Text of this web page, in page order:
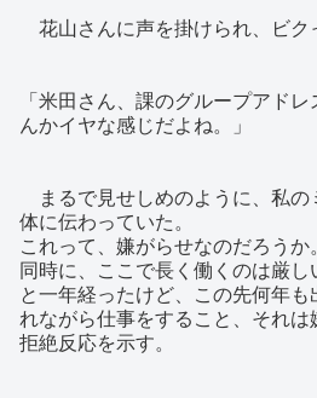
花山さんに声を掛けられ、ビク
「米田さん、課のグループアド
んかイヤな感じだよね。」
まるで見せしめのように、私の
体に伝わっていた。
これって、嫌がらせなのだろう
同時に、ここで長く働くのは厳
と一年経ったけど、この先何年
れながら仕事をすること、それ
拒絶反応を示す。